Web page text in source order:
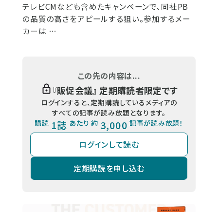
テレビCMなども含めたキャンペーンで、同社PB
の品質の高さをアピールする狙い。参加するメー
カーは …
この先の内容は...
『販促会議』 定期購読者限定です
ログインすると、定期購読しているメディアの
すべての記事が読み放題となります。
購読 1誌 あたり 約 3,000 記事が読み放題！
ログインして読む
定期購読を申し込む